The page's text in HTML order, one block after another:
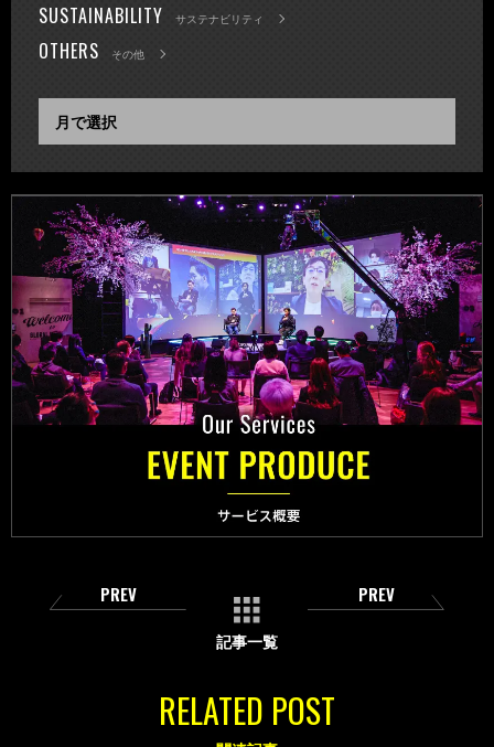
SUSTAINABILITY サステナビリティ
OTHERS その他
PREV
記事一覧
PREV
RELATED POST